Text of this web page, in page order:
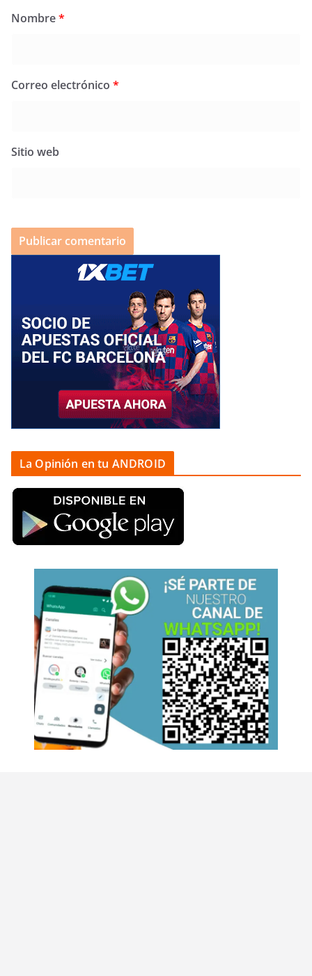
Nombre*
Correo electrónico *
Sitio web
La Opinión en tu ANDROID